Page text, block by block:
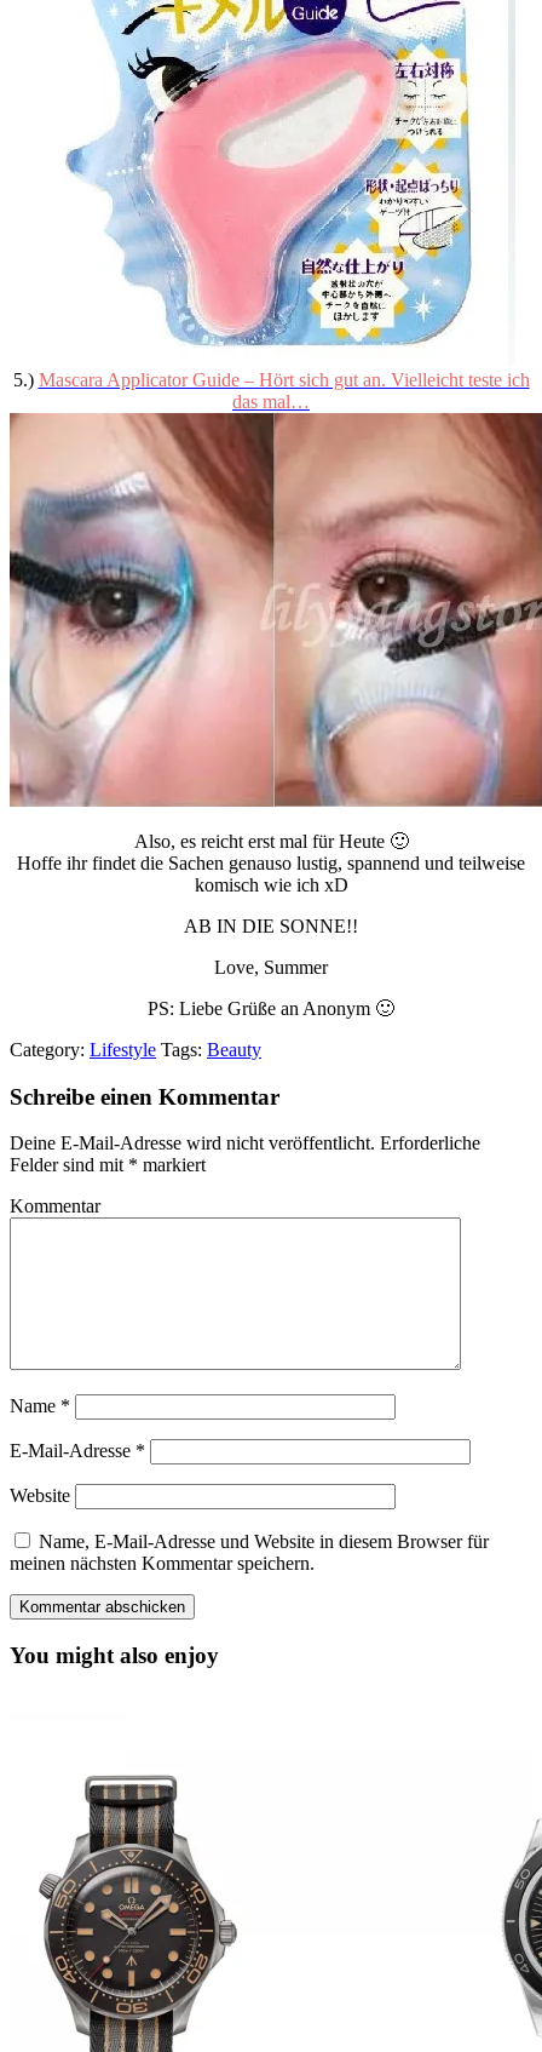
5.) Mascara Applicator Guide – Hört sich gut an. Vielleicht teste ich
das mal…
Also, es reicht erst mal für Heute 🙂
Hoffe ihr findet die Sachen genauso lustig, spannend und teilweise
komisch wie ich xD
AB IN DIE SONNE!!
Love, Summer
PS: Liebe Grüße an Anonym 🙂
Category: Lifestyle Tags: Beauty
Schreibe einen Kommentar
Deine E-Mail-Adresse wird nicht veröffentlicht. Erforderliche
Felder sind mit * markiert
Kommentar
Name *
E-Mail-Adresse *
Website
Name, E-Mail-Adresse und Website in diesem Browser für
meinen nächsten Kommentar speichern.
You might also enjoy